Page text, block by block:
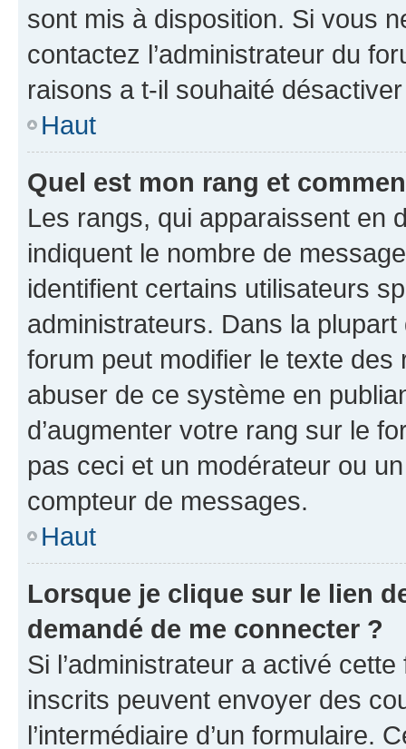
sont mis à disposition. Si vous
contactez l’administrateur du
raisons a t-il souhaité
Haut
Quel est mon rang et
Les rangs, qui apparaissent en
indiquent le nombre de
identifient certains utilisateurs
administrateurs. Dans la
forum peut modifier le texte
abuser de ce système en
d’augmenter votre rang sur le
pas ceci et un modérateur ou
compteur de messages.
Haut
Lorsque je clique sur le lien
demandé de me connecter ?
Si l’administrateur a activé
inscrits peuvent envoyer des
l’intermédiaire d’un formulaire.